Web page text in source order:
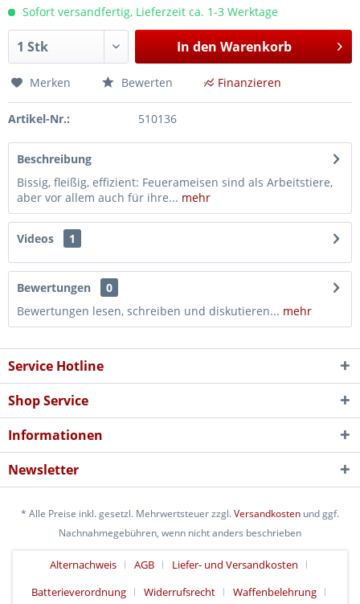
Sofort versandfertig, Lieferzeit ca. 1-3 Werktage
In den Warenkorb
Merken Bewerten Finanzieren
Artikel-Nr.: 510136
Beschreibung
Bissig, fleißig, effizient: Feuerameisen sind als Arbeitstiere,
aber vor allem auch für ihre... mehr
Videos 1
Bewertungen
0
Bewertungen lesen, schreiben und diskutieren... mehr
Service Hotline
Shop Service
Informationen
Newsletter
* Alle Preise inkl. gesetzl. Mehrwertsteuer zzgl.Versandkosten und ggf.
Nachnahmegebühren, wenn nicht anders beschrieben
Alternachweis AGB
Liefer- und Versandkosten
Batterieverordnung
Widerrufsrecht Waffenbelehrung